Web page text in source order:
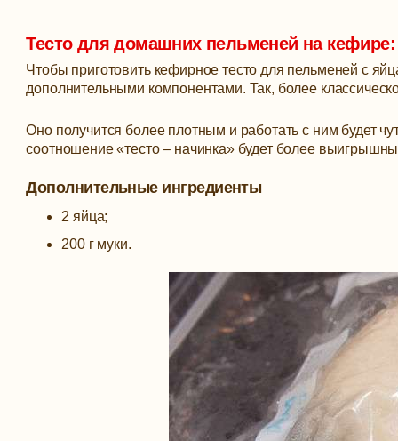
Тесто для домашних пельменей на
Чтобы приготовить кефирное тесто для пельменей с
дополнительными компонентами. Так, более
Оно получится более плотным и работать с ним будет
соотношение «тесто – начинка» будет более
Дополнительные ингредиенты
2 яйца;
200 г муки.